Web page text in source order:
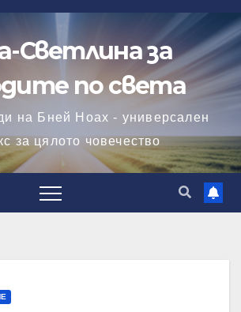
Светлина за
по света
на Бней Ноах - универсален
за цялото човечество